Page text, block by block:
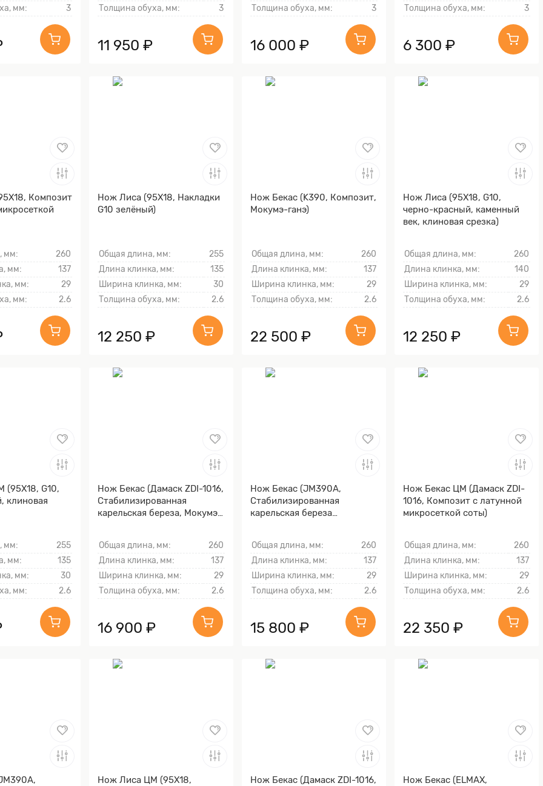
мм:
3
Толщина обуха, мм:
3
11 950 ₽
Толщина обуха, мм:
3
16 000 ₽
Толщина обуха, мм:
3
6 300 ₽
Композит
мм:
260
мм:
137
мм:
29
мм:
2.6
Нож Лиса (95Х18, Накладки
G10 зелёный)
Общая длина, мм:
255
Длина клинка, мм:
135
Ширина клинка, мм:
30
Толщина обуха, мм:
2.6
12 250 ₽
Нож Бекас (K390, Композит,
Мокумэ-ганэ)
Общая длина, мм:
260
Длина клинка, мм:
137
Ширина клинка, мм:
29
Толщина обуха, мм:
2.6
22 500 ₽
Нож Лиса (95Х18, G10,
черно-красный, каменный
век, клиновая срезка)
Общая длина, мм:
260
Длина клинка, мм:
140
Ширина клинка, мм:
29
Толщина обуха, мм:
2.6
12 250 ₽
G10,
клиновая
мм:
255
мм:
135
мм:
30
мм:
2.6
Нож Бекас (Дамаск ZDI-1016,
Стабилизированная
карельская береза, Мокумэ-
Общая длина, мм:
260
Длина клинка, мм:
137
Ширина клинка, мм:
29
Толщина обуха, мм:
2.6
16 900 ₽
Нож Бекас (JM390A,
Стабилизированная
карельская береза
Sandwave)
Общая длина, мм:
260
Длина клинка, мм:
137
Ширина клинка, мм:
29
Толщина обуха, мм:
2.6
15 800 ₽
Нож Бекас ЦМ (Дамаск ZDI-
1016, Композит с латунной
микросеткой соты)
Общая длина, мм:
260
Длина клинка, мм:
137
Ширина клинка, мм:
29
Толщина обуха, мм:
2.6
22 350 ₽
Нож Лиса ЦМ (95Х18, Нож Бекас (Дамаск ZDI-1016, Нож Бекас (ELMAX,